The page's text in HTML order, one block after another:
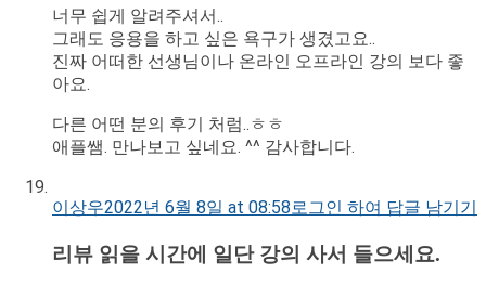
너무 쉽게 알려주셔서..
그래도 응용을 하고 싶은 욕구가 생겼고요..
진짜 어떠한 선생님이나 온라인 오프라인 강의 보다 좋
아요.
다른 어떤 분의 후기 처럼..ㅎㅎ
애플쌤. 만나보고 싶네요. ^^ 감사합니다.
이상우2022년 6월 8일 at 08:58로그인 하여 답글 남기기
리뷰 읽을 시간에 일단 강의 사서 들으세요.